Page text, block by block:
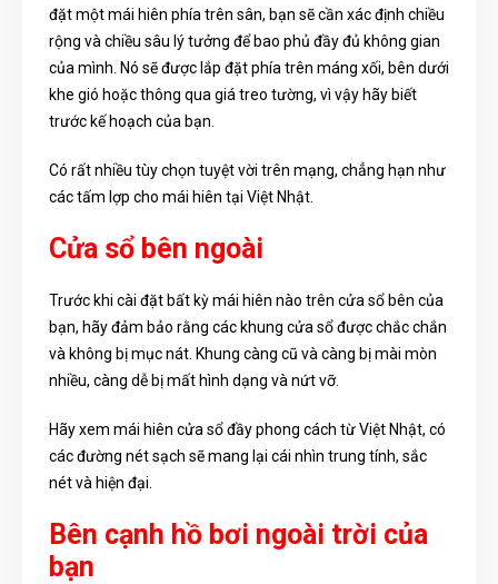
đặt một mái hiên phía trên sân, bạn sẽ cần xác định chiều
rộng và chiều sâu lý tưởng để bao phủ đầy đủ không gian
của mình. Nó sẽ được lắp đặt phía trên máng xối, bên dưới
khe gió hoặc thông qua giá treo tường, vì vậy hãy biết
trước kế hoạch của bạn.
Có rất nhiều tùy chọn tuyệt vời trên mạng, chẳng hạn như
các tấm lợp cho mái hiên tại Việt Nhật.
Cửa sổ bên ngoài
Trước khi cài đặt bất kỳ mái hiên nào trên cửa sổ bên của
bạn, hãy đảm bảo rằng các khung cửa sổ được chắc chắn
và không bị mục nát. Khung càng cũ và càng bị mài mòn
nhiều, càng dễ bị mất hình dạng và nứt vỡ.
Hãy xem mái hiên cửa sổ đầy phong cách từ Việt Nhật, có
các đường nét sạch sẽ mang lại cái nhìn trung tính, sắc
nét và hiện đại.
Bên cạnh hồ bơi ngoài trời của
bạn